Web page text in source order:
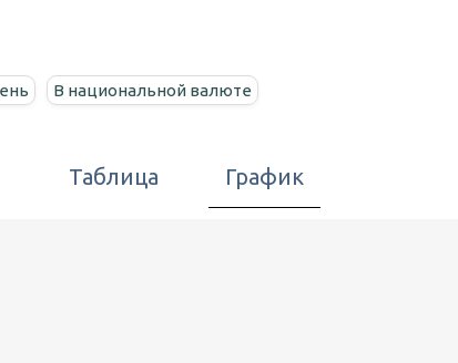
В национальной валюте
Таблица График